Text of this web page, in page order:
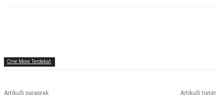
One More Terdekat
Artikulli paraprak Artikulli tjetër